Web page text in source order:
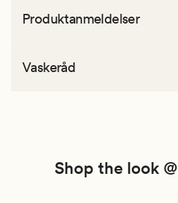
Produktanmeldelser
Vaskeråd
Shop the look